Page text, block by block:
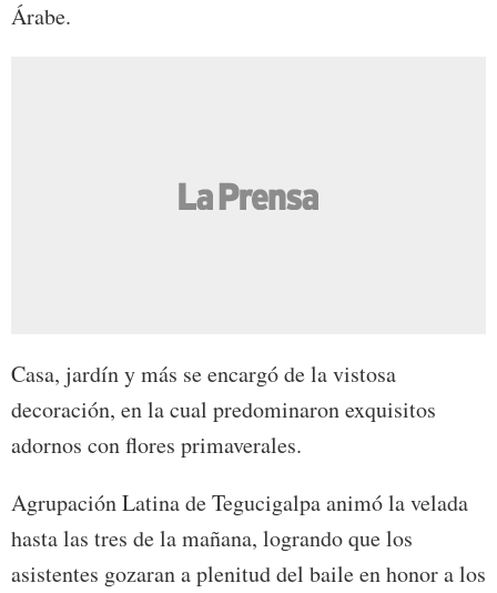
Árabe.
Casa, jardín y más se encargó de la vistosa
decoración, en la cual predominaron exquisitos
adornos con flores primaverales.
Agrupación Latina de Tegucigalpa animó la velada
hasta las tres de la mañana, logrando que los
asistentes gozaran a plenitud del baile en honor a los